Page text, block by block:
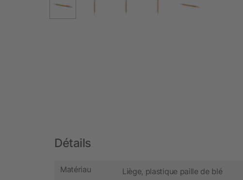
Détails
Matériau Liège, plastique paille de blé